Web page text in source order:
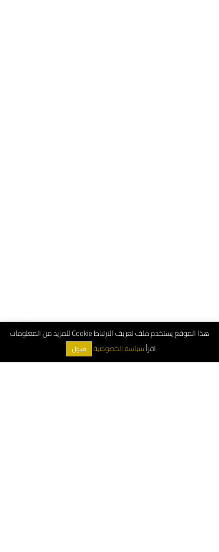
هذا الموقع يستخدم ملف تعريف الارتباط Cookie للمزيد من المعلومات
اقرأسياسة الخصوصية قبول